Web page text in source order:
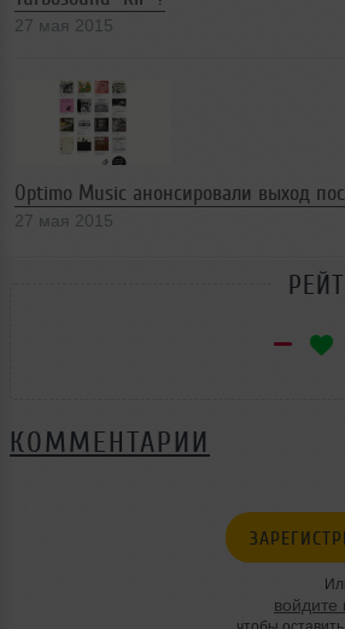
27 мая 2015
Optimo Music анонсировали выход
27 мая 2015
КОММЕНТАРИИ
войдите